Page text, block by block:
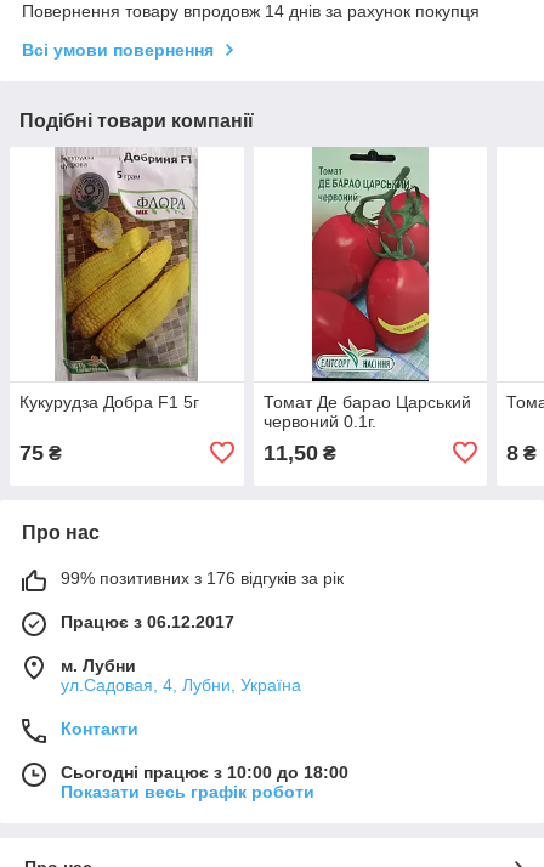
Повернення товару впродовж 14 днів за рахунок покупця
Всі умови повернення
Подібні товари компанії
Кукурудза Добра F1 5г
75 ₴
Томат Де барао Царський
червоний 0.1г.
11,50₴ 8 ₴
Про нас
99% позитивних з 176 відгуків за рік
Працює з 06.12.2017
м. Лубни
ул.Садовая, 4, Лубни, Україна
Контакти
Сьогодні працює з 10:00 до 18:00
Показати весь графік роботи